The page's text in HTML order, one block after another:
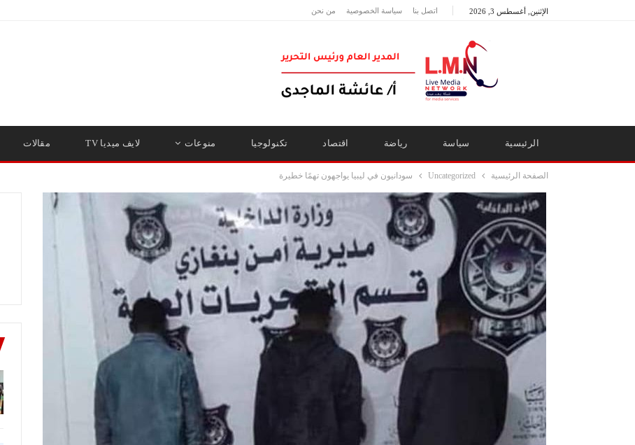
الإثنين, أغسطس 3, 2026 اتصل بنا سياسة الخصوصية من نحن
الرئيسية سياسة رياضة اقتصاد تكنولوجيا منوعات لايف ميديا TV مقالات
الصفحة الرئيسية Uncategorized سودانيون في ليبيا يواجهون تهمًا خطيرة